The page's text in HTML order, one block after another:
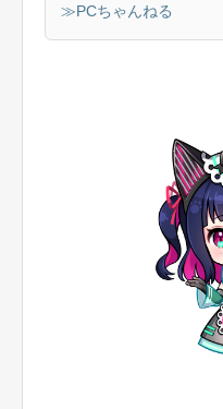
≫PCちゃんねる